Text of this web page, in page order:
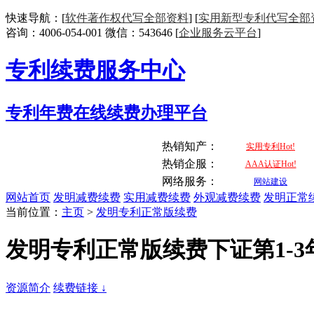
快速导航：[软件著作权代写全部资料] [实用新型专利代写全
咨询：4006-054-001 微信：543646 [企业服务云平台]
专利续费服务中心
专利年费在线续费办理平台
热销知产： 实用专利Hot!
热销企服： AAA认证Hot!
网络服务： 网站建设
网站首页 发明减费续费 实用减费续费 外观减费续费 发明正常
当前位置： 主页 > 发明专利正常版续费
发明专利正常版续费下证第1-3
资源简介 续费链接 ↓